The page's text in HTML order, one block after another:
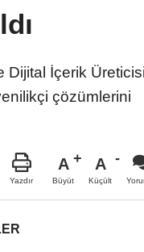
Dijital İçerik Üreticisi
çözümlerini
Yazdır
A
Büyüt
A
Küçült